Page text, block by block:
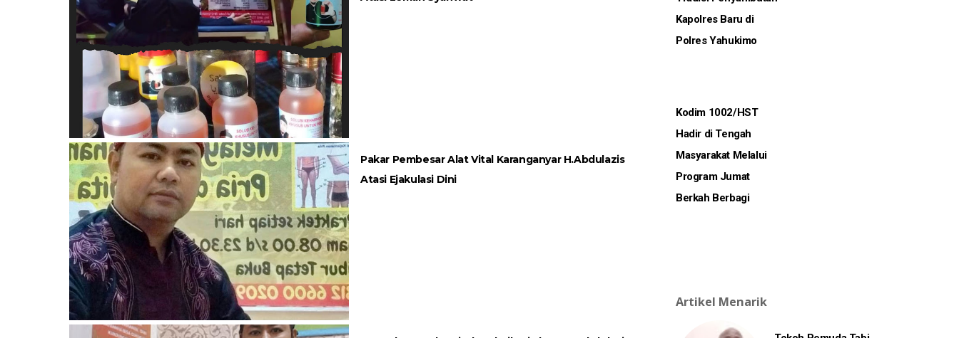
Pakar Pembesar Alat Vital Karanganyar H.Abdulazis
Atasi Ejakulasi Dini
Kapolres Baru di
Polres Yahukimo
Kodim 1002/HST
Hadir di Tengah
Masyarakat Melalui
Program Jumat
Berkah Berbagi
Artikel Menarik